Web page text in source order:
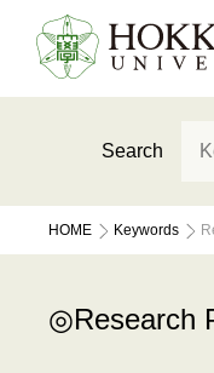
Search
HOME Keywords
Research